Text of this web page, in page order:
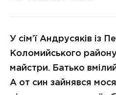
У сім’ї Андрусяків із
Коломийського
майстри. Батько
А от син зайнявся